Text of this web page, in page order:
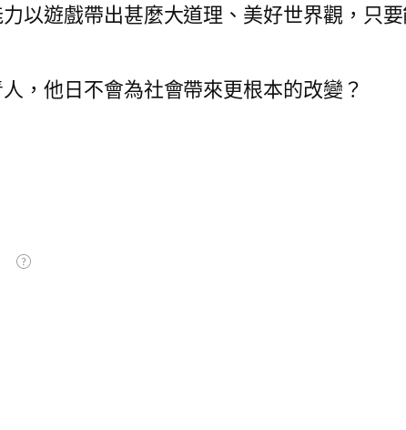
以遊戲帶出甚麼大道理、美好世界觀，只
，他日不會為社會帶來更根本的改變？